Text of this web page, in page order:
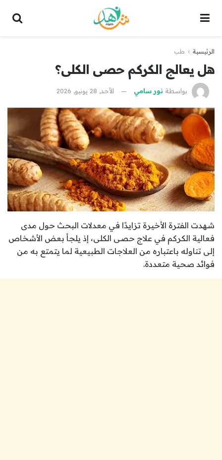
الرئيسية طب
هل يعالج الكركم حصى الكلى؟
بواسطة نور سامي الأحد, 28 يونيو, 2026
شهدت الفترة الأخيرة تزايدًا في معدلات البحث حول مدى
فعالية الكركم في علاج حصى الكلى، إذ يلجأ بعض الأشخاص
إلى تناوله باعتباره من العلاجات الطبيعية لما يتمتع به من
فوائد صحية متعددة.